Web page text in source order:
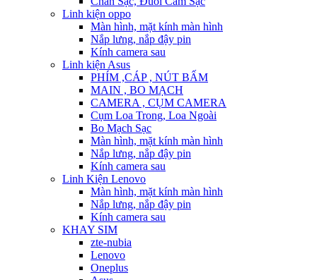
Linh kiện oppo
Màn hình, mặt kính màn hình
Nắp lưng, nắp đậy pin
Kính camera sau
Linh kiện Asus
PHÍM ,CÁP , NÚT BẤM
MAIN , BO MẠCH
CAMERA , CỤM CAMERA
Cụm Loa Trong, Loa Ngoài
Bo Mạch Sạc
Màn hình, mặt kính màn hình
Nắp lưng, nắp đậy pin
Kính camera sau
Linh Kiện Lenovo
Màn hình, mặt kính màn hình
Nắp lưng, nắp đậy pin
Kính camera sau
KHAY SIM
zte-nubia
Lenovo
Oneplus